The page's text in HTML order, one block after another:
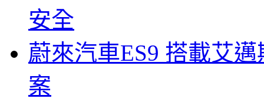
安全
蔚來汽車ES9 搭載艾
案